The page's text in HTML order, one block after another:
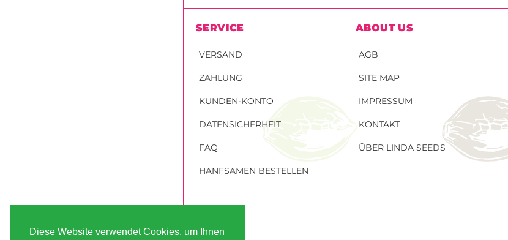
Diese Website verwendet Cookies, um Ihnen
SERVICE
VERSAND
ZAHLUNG
KUNDEN-KONTO
DATENSICHERHEIT
FAQ
HANFSAMEN BESTELLEN
ABOUT US
AGB
SITE MAP
IMPRESSUM
KONTAKT
ÜBER LINDA SEEDS